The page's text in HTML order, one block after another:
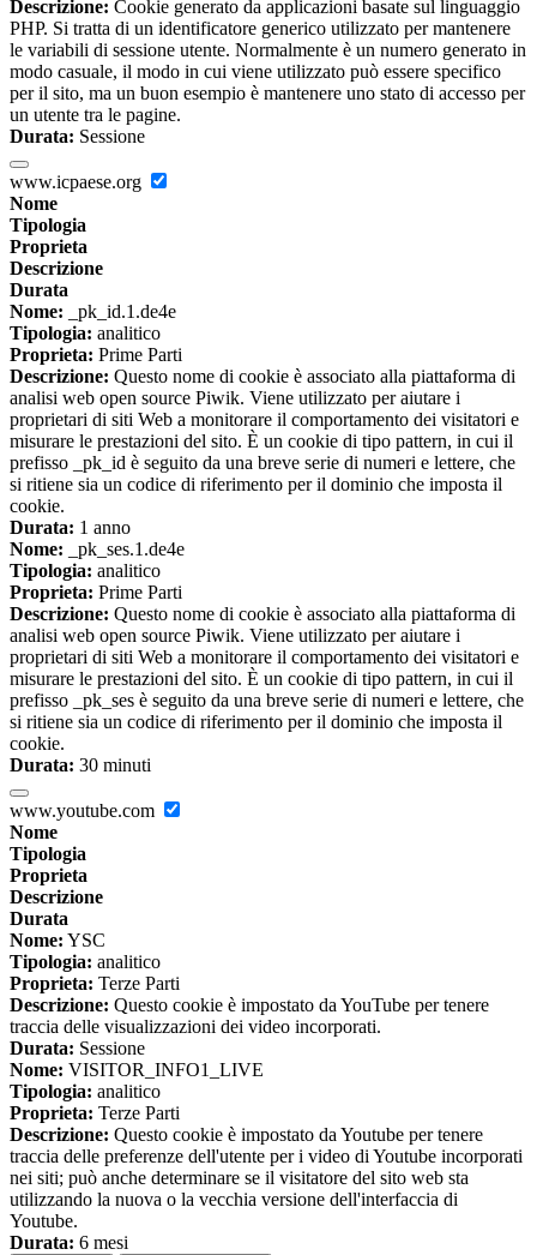
Descrizione: Cookie generato da applicazioni basate sul linguaggio
PHP. Si tratta di un identificatore generico utilizzato per mantenere
le variabili di sessione utente. Normalmente è un numero generato in
modo casuale, il modo in cui viene utilizzato può essere specifico
per il sito, ma un buon esempio è mantenere uno stato di accesso per
un utente tra le pagine.
Durata: Sessione
www.icpaese.org
Nome
Tipologia
Proprieta
Descrizione
Durata
Nome: _pk_id.1.de4e
Tipologia: analitico
Proprieta: Prime Parti
Descrizione: Questo nome di cookie è associato alla piattaforma di
analisi web open source Piwik. Viene utilizzato per aiutare i
proprietari di siti Web a monitorare il comportamento dei visitatori e
misurare le prestazioni del sito. È un cookie di tipo pattern, in cui il
prefisso _pk_id è seguito da una breve serie di numeri e lettere, che
si ritiene sia un codice di riferimento per il dominio che imposta il
cookie.
Durata: 1 anno
Nome: _pk_ses.1.de4e
Tipologia: analitico
Proprieta: Prime Parti
Descrizione: Questo nome di cookie è associato alla piattaforma di
analisi web open source Piwik. Viene utilizzato per aiutare i
proprietari di siti Web a monitorare il comportamento dei visitatori e
misurare le prestazioni del sito. È un cookie di tipo pattern, in cui il
prefisso _pk_ses è seguito da una breve serie di numeri e lettere, che
si ritiene sia un codice di riferimento per il dominio che imposta il
cookie.
Durata: 30 minuti
www.youtube.com
Nome
Tipologia
Proprieta
Descrizione
Durata
Nome: YSC
Tipologia: analitico
Proprieta: Terze Parti
Descrizione: Questo cookie è impostato da YouTube per tenere
traccia delle visualizzazioni dei video incorporati.
Durata: Sessione
Nome: VISITOR_INFO1_LIVE
Tipologia: analitico
Proprieta: Terze Parti
Descrizione: Questo cookie è impostato da Youtube per tenere
traccia delle preferenze dell'utente per i video di Youtube incorporati
nei siti; può anche determinare se il visitatore del sito web sta
utilizzando la nuova o la vecchia versione dell'interfaccia di
Youtube.
Durata: 6 mesi